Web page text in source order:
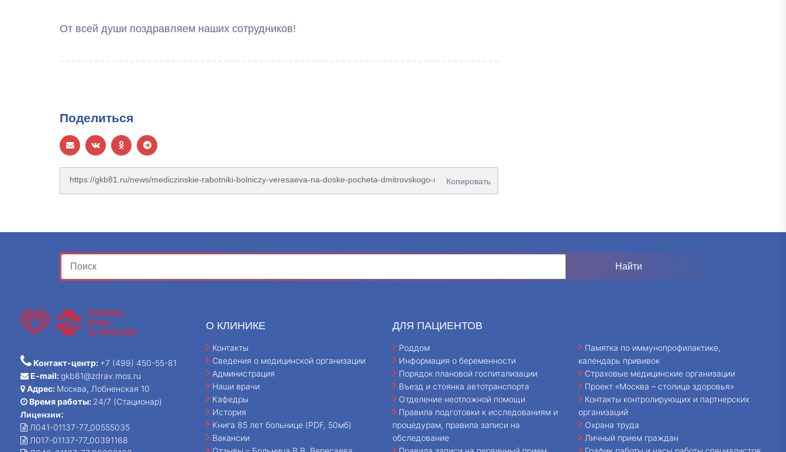
От всей души поздравляем наших сотрудников!
Поделиться
Копировать
Контакт-центр: +7 (499) 450-55-81
E-mail:gkb81@zdrav.mos.ru
Адрес: Москва, Лобненская 10
Время работы: 24/7 (Стационар)
Лицензии:
Л041-01137-77_00555035
Л017-01137-77_00391168
О КЛИНИКЕ
Контакты
Сведения о медицинской организации
Администрация
Наши врачи
Кафедры
История
Книга 85 лет больнице (PDF, 50мб)
Вакансии
ДЛЯ ПАЦИЕНТОВ
Роддом
Информация о беременности
Порядок плановой госпитализации
Въезд и стоянка автотранспорта
Отделение неотложной помощи
Правила подготовки к исследованиям и
процедурам, правила записи на
обследование
Памятка по иммунопрофилактике,
календарь прививок
Страховые медицинские организации
Проект «Москва – столица здоровья»
Контакты контролирующих и партнерских
организаций
Охрана труда
Личный прием граждан